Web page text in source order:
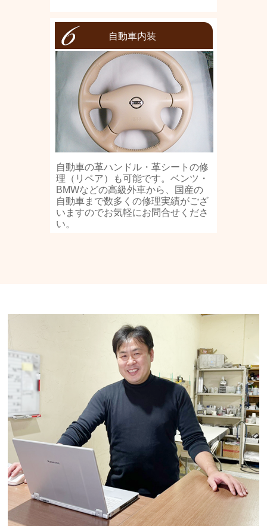
自動車内装
自動車の革ハンドル・革シートの修
理（リペア）も可能です。ベンツ・
BMWなどの高級外車から、国産の
自動車まで数多くの修理実績がござ
いますのでお気軽にお問合せくださ
い。